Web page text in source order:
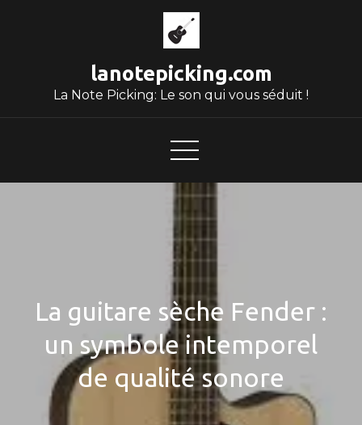
lanotepicking.com
La Note Picking: Le son qui vous séduit !
La guitare sèche Fender :
un symbole intemporel
de qualité sonore